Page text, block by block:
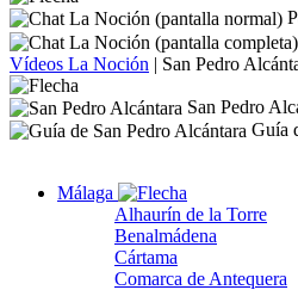
Vídeos La Noción | San Pedro
San Pedro
Guía
Málaga
Alhaurín de la Torre
Benalmádena
Cártama
Comarca de Antequera